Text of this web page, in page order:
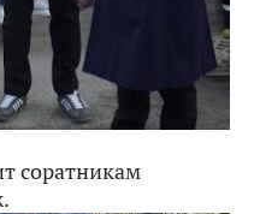
соратникам